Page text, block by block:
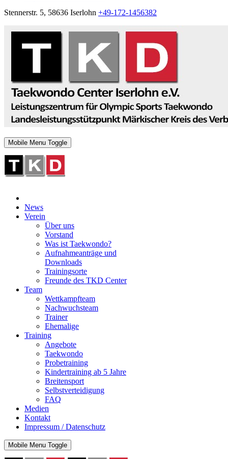
Stennerstr. 5, 58636 Iserlohn +49-172-1456382
Mobile Menu Toggle
News
Verein
Über uns
Vorstand
Was ist Taekwondo?
Aufnahmeanträge und
Downloads
Trainingsorte
Freunde des TKD Center
Team
Wettkampfteam
Nachwuchsteam
Trainer
Ehemalige
Training
Angebote
Taekwondo
Probetraining
Kindertraining ab 5 Jahre
Breitensport
Selbstverteidigung
FAQ
Medien
Kontakt
Impressum / Datenschutz
Mobile Menu Toggle